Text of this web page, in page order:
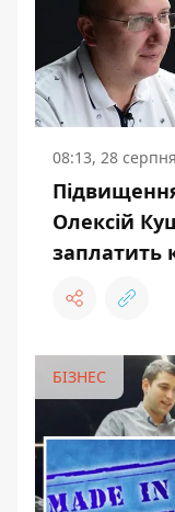
08:13, 28
Олексій
заплатить
БІЗНЕС